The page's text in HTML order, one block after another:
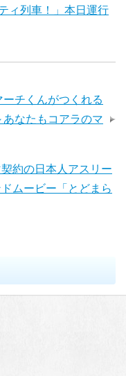
ィ列車！」本日運行
チくんがつくれる
あなたもコアラのマ
約の日本人アスリー
ムービー「とどまら